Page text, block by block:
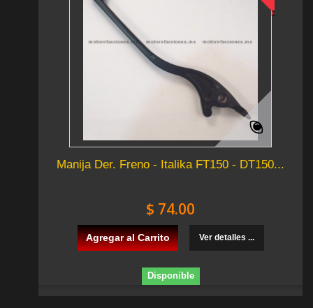
Manija Der. Freno - Italika FT150 - DT150...
$ 74.00
Agregar al Carrito Ver detalles ...
Disponible